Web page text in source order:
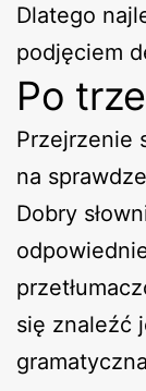
Dlatego
podjęciem
Po
Przejrzenie
na
Dobry
się znaleźć